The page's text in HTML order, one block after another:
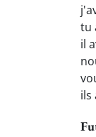
tu
il
ils